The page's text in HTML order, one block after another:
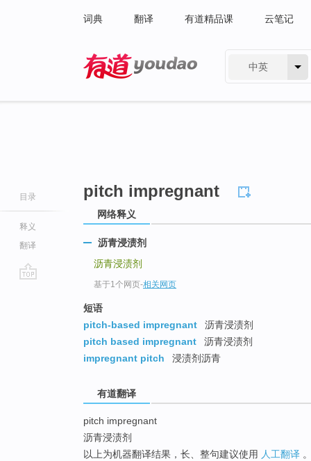
词典 翻译 有道精品课 云笔记
中英
目录
释义
翻译
pitch impregnant
网络释义
沥青浸渍剂
沥青浸渍剂
基于1个网页-相关网页
短语
pitch-based impregnant
沥青浸渍剂
pitch based impregnant
沥青浸渍剂
impregnant pitch
浸渍剂沥青
有道翻译
pitch impregnant
沥青浸渍剂
以上为机器翻译结果，长、整句建议使用 人工翻译